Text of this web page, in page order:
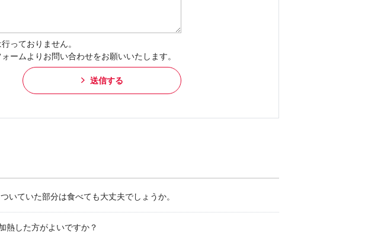
っておりません。
ームよりお問い合わせをお願いいたします。
送信する
いていた部分は食べても大丈夫でしょうか。
熱した方がよいですか？